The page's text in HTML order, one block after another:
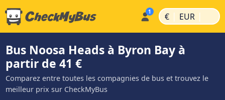
€ | EUR |
Bus Noosa Heads à Byron Bay à
partir de 41 €
Comparez entre toutes les compagnies de bus et trouvez le
meilleur prix sur CheckMyBus